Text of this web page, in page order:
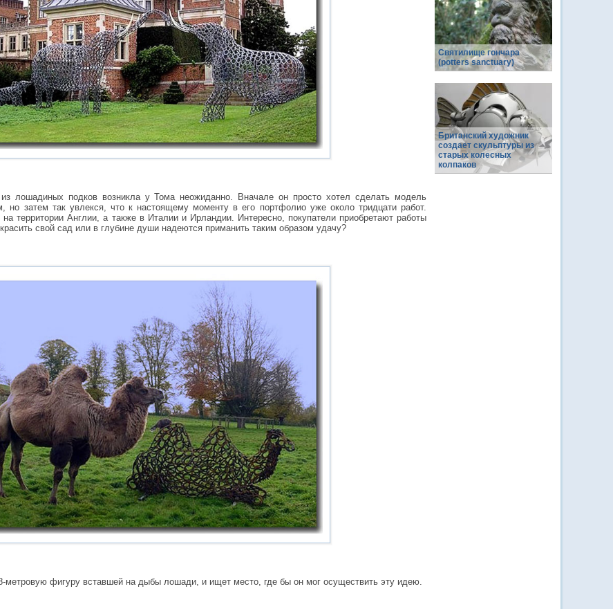
из лошадиных подков возникла у Тома неожиданно. Вначале он просто хотел сделать модель
но затем так увлекся, что к настоящему моменту в его портфолио уже около тридцати работ.
территории Англии, а также в Италии и Ирландии. Интересно, покупатели приобретают работы
свой сад или в глубине души надеются приманить таким образом удачу?
метровую фигуру вставшей на дыбы лошади, и ищет место, где бы он мог осуществить эту идею.
Святилище гончара
(potters sanctuary)
Британский художник
создает скульптуры из
старых колесных
колпаков